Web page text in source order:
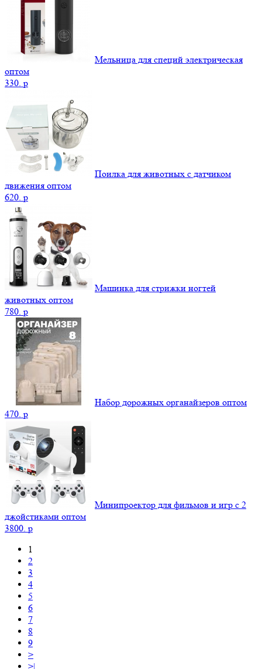
Мельница для специй электрическая
оптом
330. p
Поилка для животных с датчиком
движения оптом
620. p
Машинка для стрижки ногтей
животных оптом
780. p
Набор дорожных органайзеров оптом
470. p
Минипроектор для фильмов и игр с 2
джойстиками оптом
3800. p
1
2
3
4
5
6
7
8
9
>
>|